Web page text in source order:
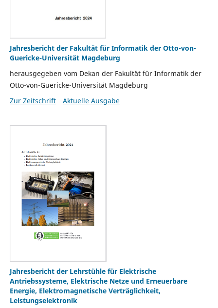
Jahresbericht der Fakultät für Informatik der Otto-von-
Guericke-Universität Magdeburg
herausgegeben vom Dekan der Fakultät für Informatik der
Otto-von-Guericke-Universität Magdeburg
Zur Zeitschrift
Aktuelle Ausgabe
Jahresbericht der Lehrstühle für Elektrische
Antriebssysteme, Elektrische Netze und Erneuerbare
Energie, Elektromagnetische Verträglichkeit,
Leistungselektronik